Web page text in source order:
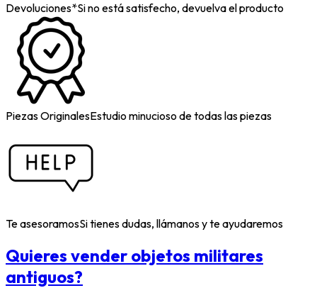
Devoluciones*Si no está satisfecho, devuelva el producto
Piezas OriginalesEstudio minucioso de todas las piezas
Te asesoramosSi tienes dudas, llámanos y te ayudaremos
Quieres vender objetos militares
antiguos?